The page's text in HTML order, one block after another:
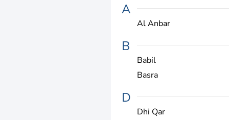
A
Al Anbar
B
Babil
Basra
D
Dhi Qar